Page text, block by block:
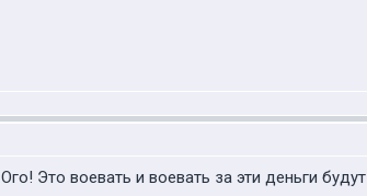
Ого! Это воевать и воевать за эти деньги будут